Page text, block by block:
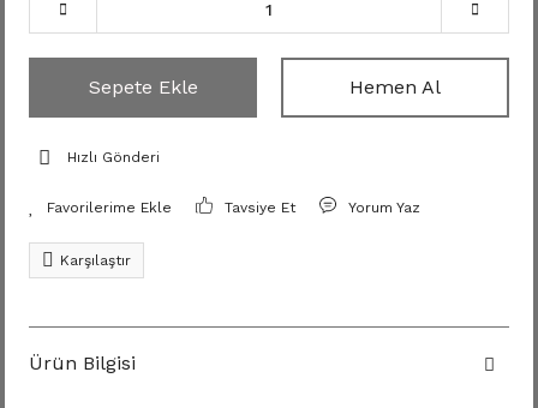
Sepete Ekle Hemen Al
Hızlı Gönderi
Tavsiye Et Yorum Yaz
Karşılaştır
Ürün Bilgisi